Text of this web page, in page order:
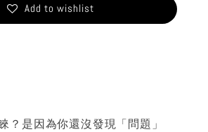
Add to wishlist
？是因為你還沒發現「問題」